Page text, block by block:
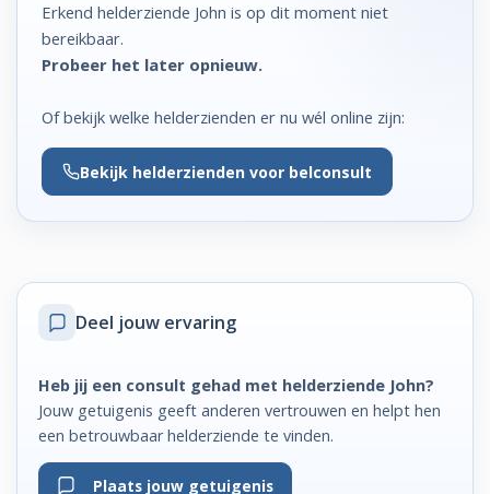
Erkend helderziende John is op dit moment niet
bereikbaar.
Probeer het later opnieuw.
Of bekijk welke helderzienden er nu wél online zijn:
Bekijk helderzienden voor belconsult
Deel jouw ervaring
Heb jij een consult gehad met helderziende John?
Jouw getuigenis geeft anderen vertrouwen en helpt hen
een betrouwbaar helderziende te vinden.
Plaats jouw getuigenis